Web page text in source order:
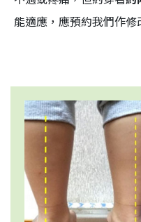
能適應，應預約我們作修